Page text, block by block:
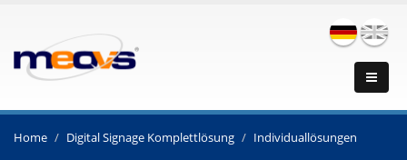
Home Digital Signage Komplettlösung Individuallösungen